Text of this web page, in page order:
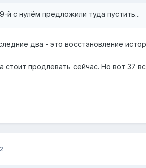
с нулём предложили туда пустить...
два - это восстановление
стоит продлевать сейчас. Но вот 37